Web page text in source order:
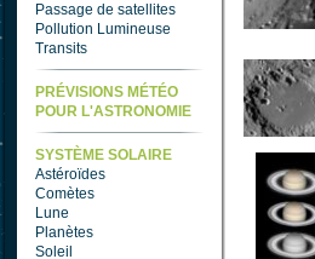
Passage de satellites
Pollution Lumineuse
Transits
PRÉVISIONS MÉTÉO
POUR L'ASTRONOMIE
SYSTÈME SOLAIRE
Astéroïdes
Comètes
Lune
Planètes
Soleil